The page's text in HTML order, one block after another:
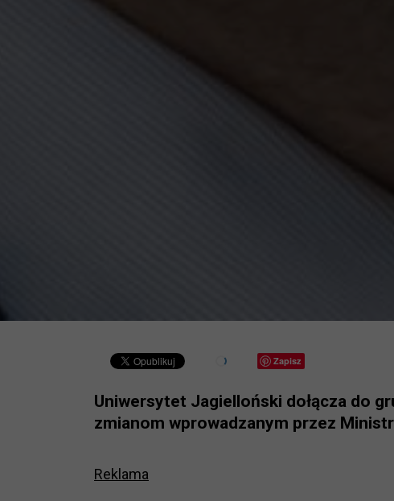
Zapisz
Uniwersytet Jagielloński dołącza do
zmianom wprowadzanym przez
Reklama